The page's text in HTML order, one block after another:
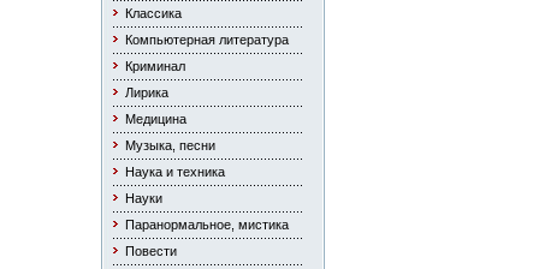
Классика
Компьютерная литература
Криминал
Лирика
Медицина
Музыка, песни
Наука и техника
Науки
Паранормальное, мистика
Повести